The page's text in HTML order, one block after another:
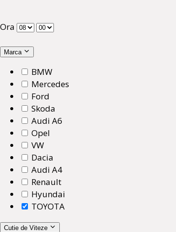
Ora
Marca
BMW
Mercedes
Ford
Skoda
Audi A6
Opel
VW
Dacia
Audi A4
Renault
Hyundai
TOYOTA
Cutie de Viteze